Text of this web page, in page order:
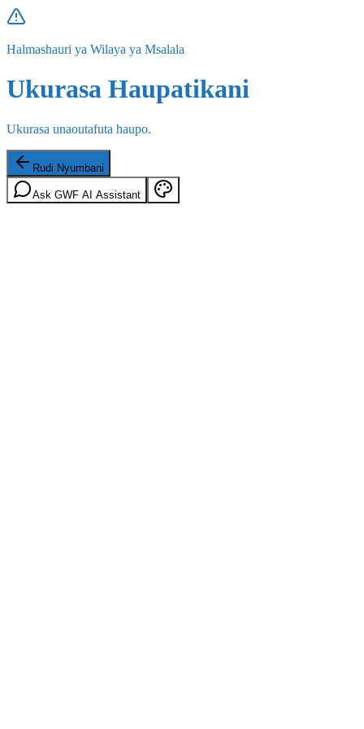
Halmashauri ya Wilaya ya Msalala
Ukurasa Haupatikani
Ukurasa unaoutafuta haupo.
Rudi Nyumbani
Ask GWF AI Assistant